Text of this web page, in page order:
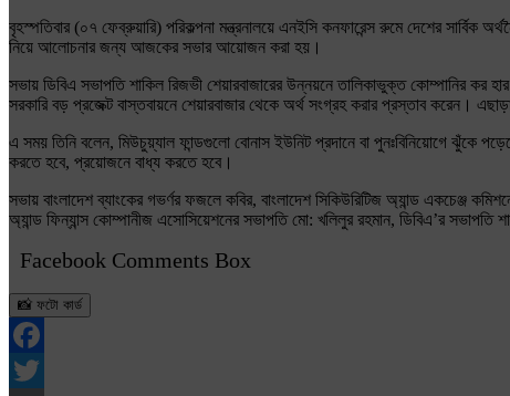
বৃহস্পতিবার (০৭ ফেব্রুয়ারি) পরিকল্পনা মন্ত্রনালয়ে এনইসি কনফারেন্স রুমে দেশের সার্বিক
নিয়ে আলোচনার জন্য আজকের সভার আয়োজন করা হয়।
সভায় ডিবিএ সভাপতি শাকিল রিজভী শেয়ারবাজারের উন্নয়নে তালিকাভুক্ত কোম্পানির
সরকারি বড় প্রজেক্ট বাস্তবায়নে শেয়ারবাজার থেকে অর্থ সংগ্রহ করার প্রস্তাব করেন।
এ সময় তিনি বলেন, মিউচুয়্যাল ফান্ডগুলো বোনাস ইউনিট প্রদানে বা পুনঃবিনিয়োগে ঝুঁকে
করতে হবে, প্রয়োজনে বাধ্য করতে হবে।
সভায় বাংলাদেশ ব্যাংকের গভর্ণর ফজলে কবির, বাংলাদেশ সিকিউরিটিজ অ্যান্ড একচেঞ্জ
অ্যান্ড ফিন্যান্স কোম্পানীজ এসোসিয়েশনের সভাপতি মো: খলিলুর রহমান, ডিবিএ’র
Facebook Comments Box
📸 ফটো কার্ড
Facebook